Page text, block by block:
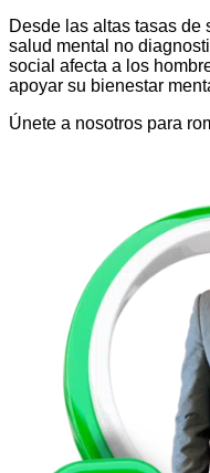
Desde las altas tasas
salud mental no
social afecta a los
apoyar su bienestar
Únete a nosotros para